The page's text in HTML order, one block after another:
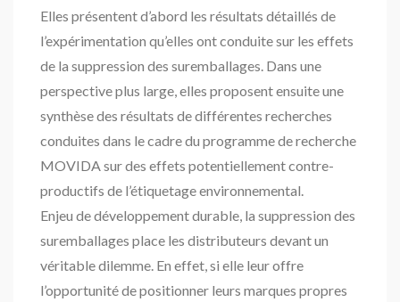
Elles présentent d’abord les résultats détaillés de
l’expérimentation qu’elles ont conduite sur les effets
de la suppression des suremballages. Dans une
perspective plus large, elles proposent ensuite une
synthèse des résultats de différentes recherches
conduites dans le cadre du programme de recherche
MOVIDA sur des effets potentiellement contre-
productifs de l’étiquetage environnemental.
Enjeu de développement durable, la suppression des
suremballages place les distributeurs devant un
véritable dilemme. En effet, si elle leur offre
l’opportunité de positionner leurs marques propres